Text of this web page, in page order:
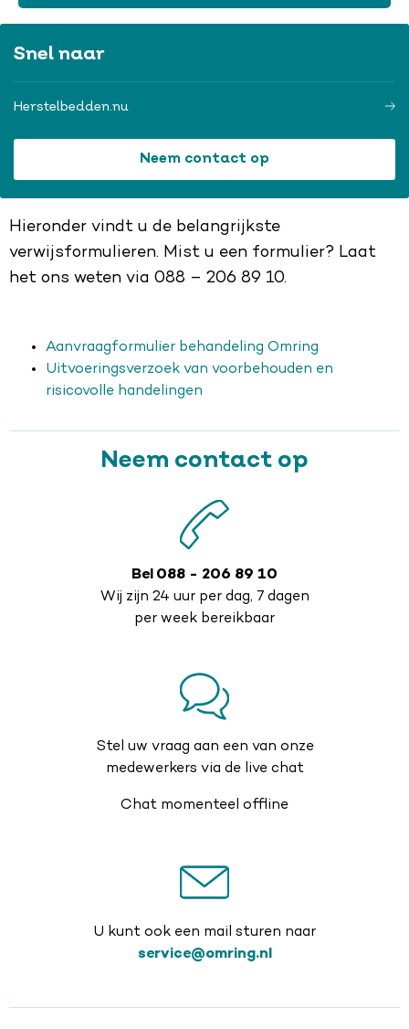
Snel naar
Herstelbedden.nu
Neem contact op
Hieronder vindt u de belangrijkste
verwijsformulieren. Mist u een formulier? Laat
het ons weten via 088 – 206 89 10.
Aanvraagformulier behandeling Omring
Uitvoeringsverzoek van voorbehouden en
risicovolle handelingen
Neem contact op
Bel 088 - 206 89 10
Wij zijn 24 uur per dag, 7 dagen
per week bereikbaar
Stel uw vraag aan een van onze
medewerkers via de live chat
Chat momenteel offline
U kunt ook een mail sturen naar
service@omring.nl